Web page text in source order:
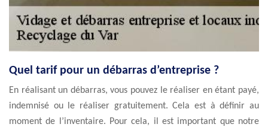
Quel tarif pour un débarras d’entreprise ?
En réalisant un débarras, vous pouvez le réaliser en étant payé,
indemnisé ou le réaliser gratuitement. Cela est à définir au
moment de l’inventaire. Pour cela, il est important que notre